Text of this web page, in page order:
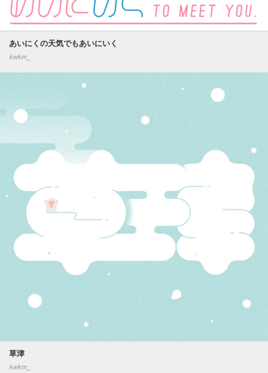
あいにくの天気でもあいにいく
kwkm_
草津
kwkm_